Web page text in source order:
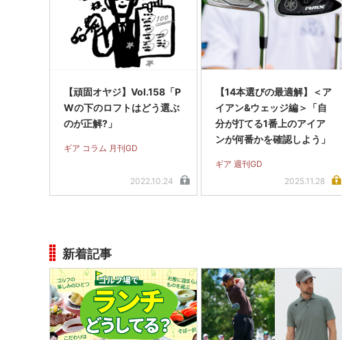
【頑固オヤジ】Vol.158「P
Wの下のロフトはどう選ぶ
のが正解?」
ギア コラム 月刊GD
2022.10.24
【14本選びの最適解】＜ア
イアン&ウェッジ編＞「自
分が打てる1番上のアイア
ンが何番かを確認しよう」
ギア 週刊GD
2025.11.28
新着記事